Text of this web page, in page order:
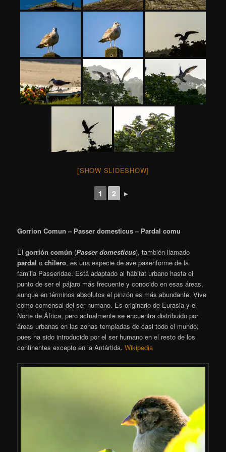
[SHOW SLIDESHOW]
1 2 ►
Gorrion Comun – Passer domesticus – Pardal comu
Elgorrión común (Passer domesticus), también llamado
pardal ​ ochilero, ​ es una especie de ave paseriforme de la
familia Passeridae. Está adaptado al hábitat urbano hasta el
punto de ser el pájaro más frecuente y conocido en esas áreas,
aunque en términos absolutos el pinzón es más abundante. Vive
como comensal del ser humano. Es originario de Eurasia y el
Norte de África, pero actualmente se encuentra distribuido por
áreas urbanas en las zonas templadas de casi todo el mundo,
pues ha sido introducido por el ser humano en el resto de los
continentes excepto en la Antártida.Wikipedia